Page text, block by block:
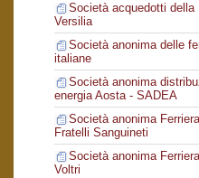
Società acquedotti della
Versilia
Società anonima delle
italiane
Società anonima
energia Aosta - SADEA
Società anonima Ferriera
Fratelli Sanguineti
Società anonima
Voltri